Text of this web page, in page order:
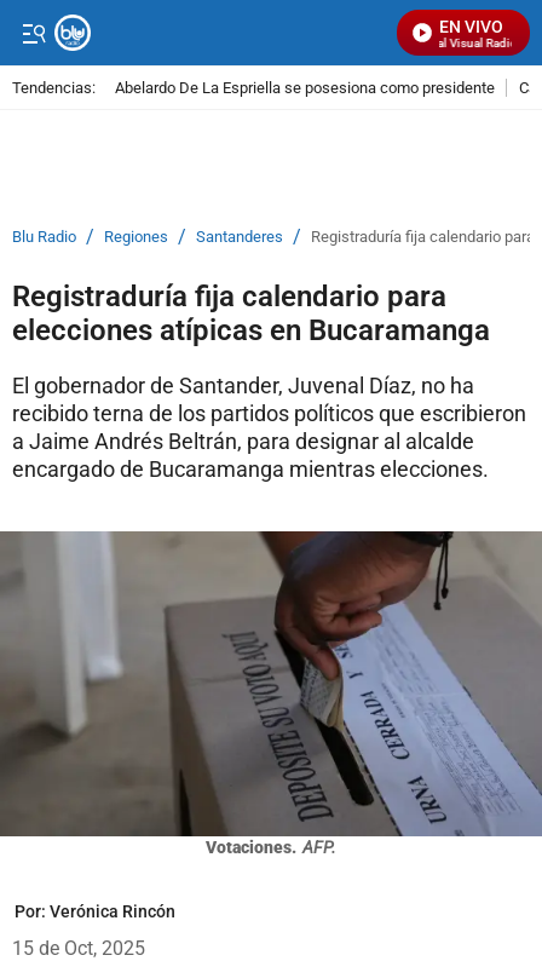
EN VIVO
Señal Visual Radio
Tendencias: Abelardo De La Espriella se posesiona como presidente
Blu Radio / Regiones / Santanderes / Registraduría fija calendario
Registraduría fija calendario para
elecciones atípicas en Bucaramanga
El gobernador de Santander, Juvenal Díaz, no ha
recibido terna de los partidos políticos que escribieron
a Jaime Andrés Beltrán, para designar al alcalde
encargado de Bucaramanga mientras elecciones.
Votaciones. AFP.
Por: Verónica Rincón
15 de Oct, 2025